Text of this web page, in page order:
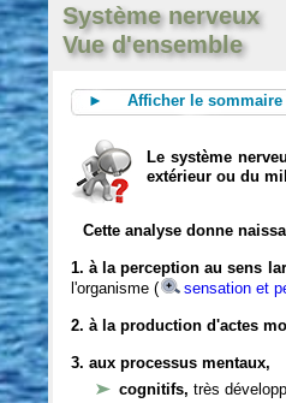
Système nerveux
Vue d'ensemble
► Afficher le sommaire
Le système
extérieur ou du
Cette analyse donne
1. à la perception au sens
l'organisme (
sensation et
2. à la production d'actes
3. aux processus mentaux,
cognitifs,très